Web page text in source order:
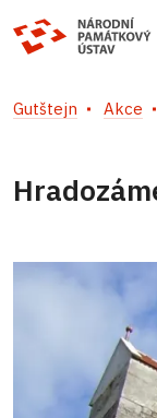
Gutštejn Akce